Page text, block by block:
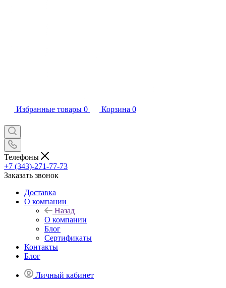
Избранные товары 0 Корзина 0
Телефоны
+7 (343)-271-77-73
Заказать звонок
Доставка
О компании
Назад
О компании
Блог
Сертификаты
Контакты
Блог
Личный кабинет